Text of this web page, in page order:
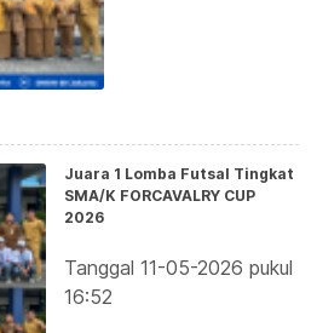
Juara 1 Lomba Futsal Tingkat
SMA/K FORCAVALRY CUP
2026
Tanggal 11-05-2026 pukul
16:52